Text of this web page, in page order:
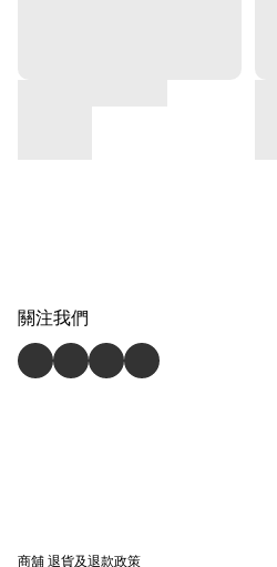
關注我們
商舖退貨及退款政策